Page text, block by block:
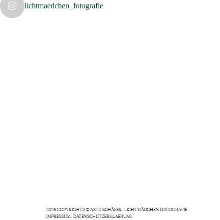
lichtmaedchen_fotografie
2026 COPYRIGHTS © NICKI SCHÄFER | LICHTMÄDCHEN FOTOGRAFIE
IMPRESSUM|DATENSCHUTZERKLAERUNG